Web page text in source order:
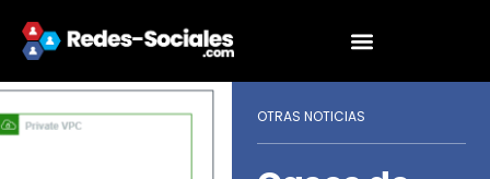
OTRAS NOTICIAS